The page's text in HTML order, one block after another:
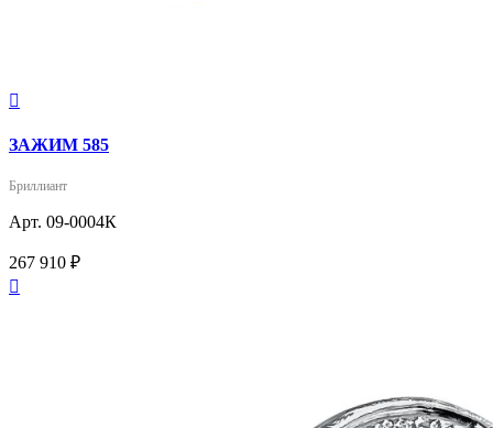

ЗАЖИМ 585
Бриллиант
Арт. 09-0004К
267 910 ₽
